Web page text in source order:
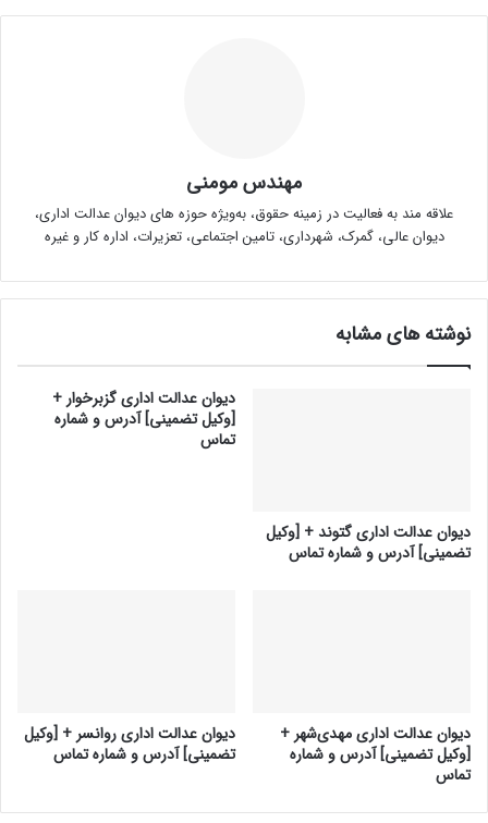
مهندس مومنی
علاقه مند به فعالیت در زمینه حقوق، به‌ویژه حوزه های دیوان عدالت اداری،
دیوان عالی، گمرک، شهرداری، تامین اجتماعی، تعزیرات، اداره کار و غیره
نوشته های مشابه
دیوان عدالت اداری گتوند + [وکیل
تضمینی] آدرس و شماره تماس
دیوان عدالت اداری گزبرخوار +
[وکیل تضمینی] آدرس و شماره
تماس
دیوان عدالت اداری مهدی‌شهر +
[وکیل تضمینی] آدرس و شماره
تماس
دیوان عدالت اداری روانسر + [وکیل
تضمینی] آدرس و شماره تماس